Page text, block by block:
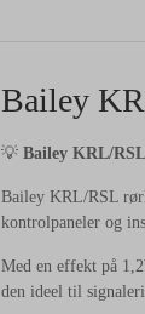
Bailey
💡 Bailey KRL/
Bailey KRL/RSL
kontrolpaneler og
Med en effekt på
den ideel til